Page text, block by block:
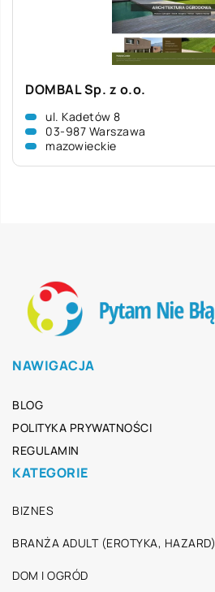
DOMBAL Sp. z o.o.
ul. Kadetów 8
03-987 Warszawa
mazowieckie
NAWIGACJA
BLOG
POLITYKA PRYWATNOŚCI
REGULAMIN
KATEGORIE
BIZNES
BRANŻA ADULT (EROTYKA, HAZARD)
DOM I OGRÓD